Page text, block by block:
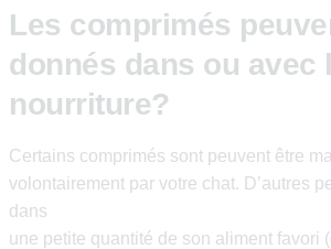
Les comprimés
donnés dans ou avec
nourriture?
Certains comprimés sont peuvent être
volontairement par votre chat. D’autres
dans
une petite quantité de son aliment favori